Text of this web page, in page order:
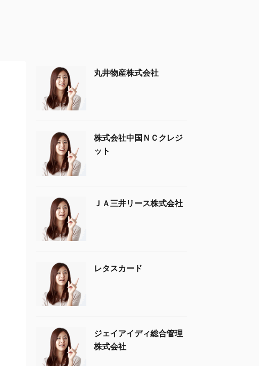
丸井物産株式会社
株式会社中国ＮＣクレジ
ット
ＪＡ三井リース株式会社
レタスカード
ジェイアイディ総合管理
株式会社